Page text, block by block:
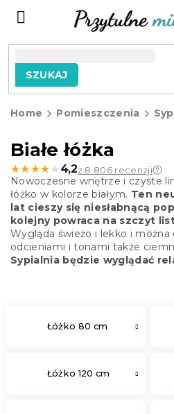
SZUKAJ
Home Pomieszczenia
Białe łóżka
★★★★★
★★★★★ 4,2z 8 806 recenzji
Nowoczesne wnętrze i czyste
łóżko w kolorze białym. Ten
lat cieszy się niesłabnącą
kolejny powraca na szczyt
Wygląda świeżo i lekko i można
odcieniami i tonami także
Sypialnia będzie wyglądać
Łóżko 80 cm
Łóżko 120 cm